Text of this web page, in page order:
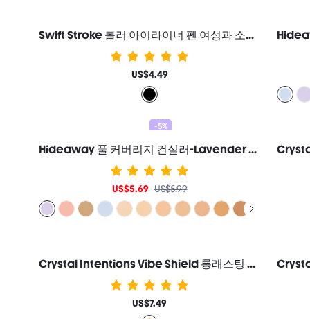
Swift Stroke 롤러 아이라이너 펜 여성과 소녀를 위한 브랜드 뷰티 코스메틱 메이크업
US$4.49
-5%
Hideaway 풀 커버리지 컨실러-Lavender 컬러 커렉터 브라이트너 및 하이라이터 여성과 소녀를 위한 브랜드 뷰티 코스메틱 메이크업
US$5.69 US$5.99
Crystal Intentions Vibe Shield 롱래스팅 세팅 스프레이 여성과 소녀를 위한 브랜드 뷰티 코스메틱 메이크업
US$7.49